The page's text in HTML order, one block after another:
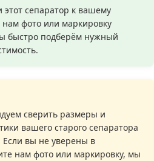
сепаратор к вашему
фото или маркировку
быстро подберём нужный
сверить размеры и
вашего старого сепаратора
Если вы не уверены в
нам фото или маркировку, мы